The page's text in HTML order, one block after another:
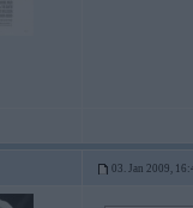
03. Jan 2009,